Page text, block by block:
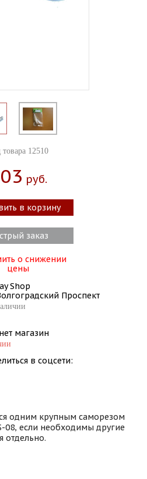
товара 12510
Руб.
в корзину
заказ
о снижении
цены
Shop
Проспект
магазин
в соцсети:
одним крупным саморезом
08, если необходимы другие
отдельно.